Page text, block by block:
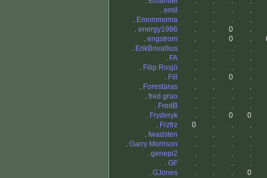
. emil . . .
.
. Emommoma . . .
.
. energy1986 . . 0
.
. engstrom . . 0 .
. ErikBovallius . . .
.
. FA . . .
.
. Filip Rosjö . . .
.
. Fill . . 0
.
. Forestaras . . .
.
. fred gruo . . .
.
. FredB . . .
.
. Fryderyk . . 0
0
. Frzfrz 0 . .
.
. fwadsten . . .
.
. Garry Morrison . . .
.
. genepi2 . . .
.
. GF . . .
.
. GJones . . .
0